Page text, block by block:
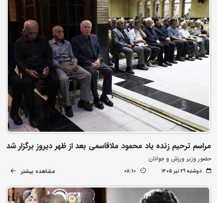
مراسم ترحیم زنده یاد محمود ملاقاسمی بعد از ظهر دیروز برگزار شد
حضور وزیر ورزش و جوانان
دوشنبه ۲۹ تیر ۱۴۰۵ 08:10 مشاهده بیشتر